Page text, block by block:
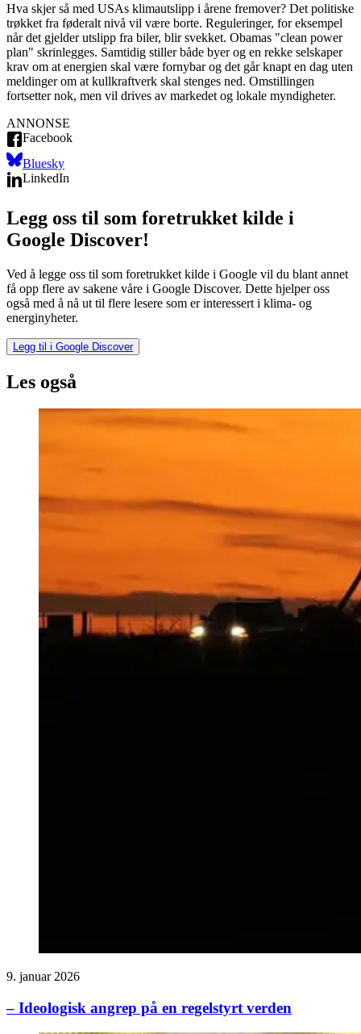
Hva skjer så med USAs klimautslipp i årene fremover? Det politiske
trøkket fra føderalt nivå vil være borte. Reguleringer, for eksempel
når det gjelder utslipp fra biler, blir svekket. Obamas "clean power
plan" skrinlegges. Samtidig stiller både byer og en rekke selskaper
krav om at energien skal være fornybar og det går knapt en dag uten
meldinger om at kullkraftverk skal stenges ned. Omstillingen
fortsetter nok, men vil drives av markedet og lokale myndigheter.
ANNONSE
Facebook
Bluesky
LinkedIn
Legg oss til som foretrukket kilde i
Google Discover!
Ved å legge oss til som foretrukket kilde i Google vil du blant annet
få opp flere av sakene våre i Google Discover. Dette hjelper oss
også med å nå ut til flere lesere som er interessert i klima- og
energinyheter.
Legg til i Google Discover
Les også
9. januar 2026
– Ideologisk angrep på en regelstyrt verden